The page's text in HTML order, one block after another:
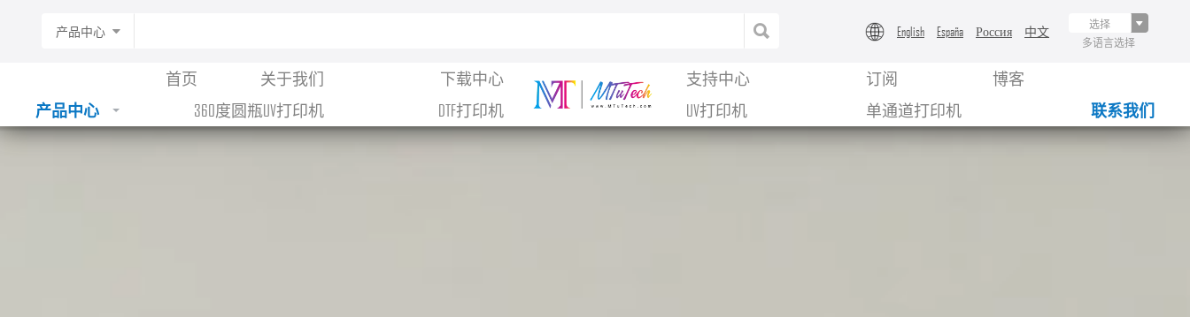
产品中心 English España Россия 中文
多语言选择
产品中心 联系我们
首页 关于我们 下载中心 支持中心 订阅
博客
360度圆瓶UV打印机
DTF打印机 UV打印机 单通道打印机